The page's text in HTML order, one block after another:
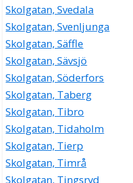
Skolgatan, Svedala
Skolgatan, Svenljunga
Skolgatan, Säffle
Skolgatan, Sävsjö
Skolgatan, Söderfors
Skolgatan, Taberg
Skolgatan, Tibro
Skolgatan, Tidaholm
Skolgatan, Tierp
Skolgatan, Timrå
Skolgatan, Tingsryd